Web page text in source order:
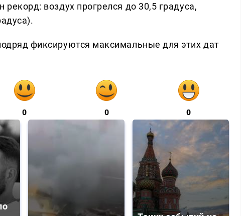
воздух прогрелся до 30,5 градуса,
фиксируются максимальные для этих дат
0 0 0